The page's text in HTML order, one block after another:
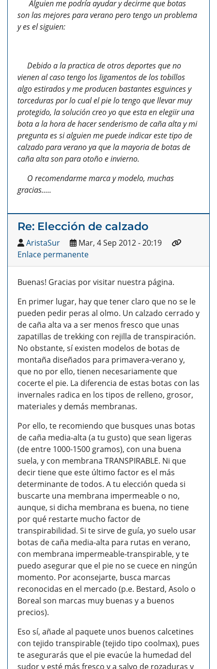
Alguien me podría ayudar y decirme que botas
son las mejores para verano pero tengo un problema
y es el siguien:
Debido a la practica de otros deportes que no
vienen al caso tengo los ligamentos de los tobillos
algo estirados y me producen bastantes esguinces y
torceduras por lo cual el pie lo tengo que llevar muy
protegido, la solución creo yo que esta en elegiir una
bota a la hora de hacer senderismo de caña alta y mi
pregunta es si alguien me puede indicar este tipo de
calzado para verano ya que la mayoria de botas de
caña alta son para otoño e invierno.
O recomendarme marca y modelo, muchas
gracias.....
Re: Elección de calzado
AristaSur
Mar, 4 Sep 2012 - 20:19
Enlace permanente
Buenas! Gracias por visitar nuestra página.
En primer lugar, hay que tener claro que no se le
pueden pedir peras al olmo. Un calzado cerrado y
de caña alta va a ser menos fresco que unas
zapatillas de trekking con rejilla de transpiración.
No obstante, sí existen modelos de botas de
montaña diseñados para primavera-verano y,
que no por ello, tienen necesariamente que
cocerte el pie. La diferencia de estas botas con las
invernales radica en los tipos de relleno, grosor,
materiales y demás membranas.
Por ello, te recomiendo que busques unas botas
de caña media-alta (a tu gusto) que sean ligeras
(de entre 1000-1500 gramos), con una buena
suela, y con membrana TRANSPIRABLE. Ni que
decir tiene que este último factor es el más
determinante de todos. A tu elección queda si
buscarte una membrana impermeable o no,
aunque, si dicha membrana es buena, no tiene
por qué restarte mucho factor de
transpirabilidad. Si te sirve de guía, yo suelo usar
botas de caña media-alta para rutas en verano,
con membrana impermeable-transpirable, y te
puedo asegurar que el pie no se cuece en ningún
momento. Por aconsejarte, busca marcas
reconocidas en el mercado (p.e. Bestard, Asolo o
Boreal son marcas muy buenas y a buenos
precios).
Eso sí, añade al paquete unos buenos calcetines
con tejido transpirable (tejido tipo coolmax), pues
te asegurarás que el pie evacúe la humedad del
sudor y esté más fresco y a salvo de rozaduras y